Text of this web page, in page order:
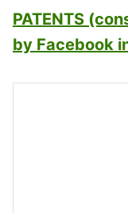
PATENTS
by Facebook